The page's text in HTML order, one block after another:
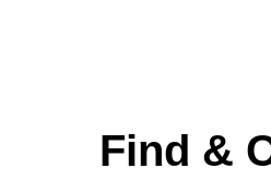
Find &